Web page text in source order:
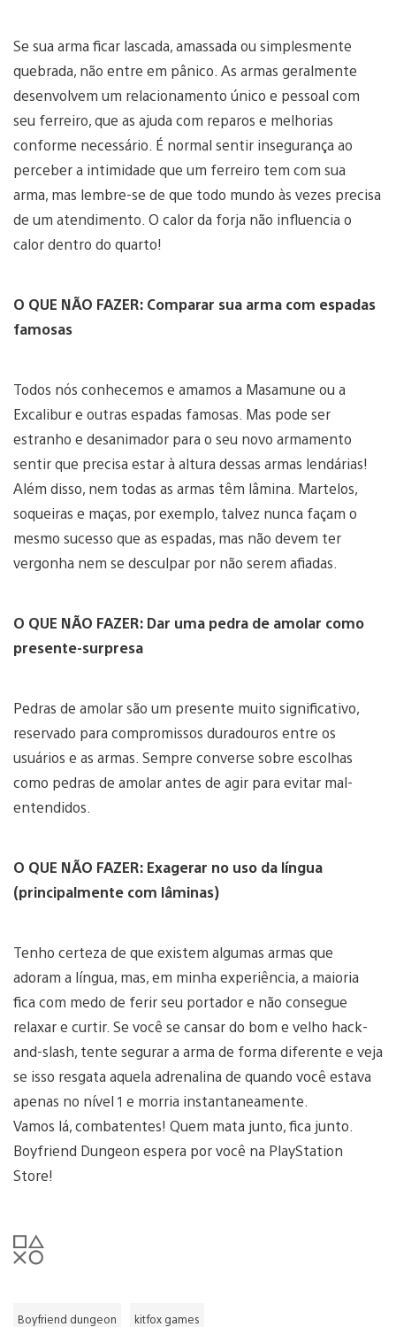
Se sua arma ficar lascada, amassada ou simplesmente
quebrada, não entre em pânico. As armas geralmente
desenvolvem um relacionamento único e pessoal com
seu ferreiro, que as ajuda com reparos e melhorias
conforme necessário. É normal sentir insegurança ao
perceber a intimidade que um ferreiro tem com sua
arma, mas lembre-se de que todo mundo às vezes precisa
de um atendimento. O calor da forja não influencia o
calor dentro do quarto!
O QUE NÃO FAZER: Comparar sua arma com espadas
famosas
Todos nós conhecemos e amamos a Masamune ou a
Excalibur e outras espadas famosas. Mas pode ser
estranho e desanimador para o seu novo armamento
sentir que precisa estar à altura dessas armas lendárias!
Além disso, nem todas as armas têm lâmina. Martelos,
soqueiras e maças, por exemplo, talvez nunca façam o
mesmo sucesso que as espadas, mas não devem ter
vergonha nem se desculpar por não serem afiadas.
O QUE NÃO FAZER: Dar uma pedra de amolar como
presente-surpresa
Pedras de amolar são um presente muito significativo,
reservado para compromissos duradouros entre os
usuários e as armas. Sempre converse sobre escolhas
como pedras de amolar antes de agir para evitar mal-
entendidos.
O QUE NÃO FAZER: Exagerar no uso da língua
(principalmente com lâminas)
Tenho certeza de que existem algumas armas que
adoram a língua, mas, em minha experiência, a maioria
fica com medo de ferir seu portador e não consegue
relaxar e curtir. Se você se cansar do bom e velho hack-
and-slash, tente segurar a arma de forma diferente e veja
se isso resgata aquela adrenalina de quando você estava
apenas no nível 1 e morria instantaneamente.
Vamos lá, combatentes! Quem mata junto, fica junto.
Boyfriend Dungeon espera por você na PlayStation
Store!
Boyfriend dungeon kitfox games